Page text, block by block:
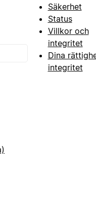
Säkerhet
Status
Villkor och
integritet
Dina
integritet